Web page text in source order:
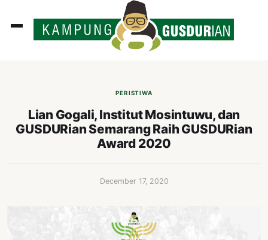
PERISTIWA
Lian Gogali, Institut Mosintuwu, dan
GUSDURian Semarang Raih GUSDURian
Award 2020
December 17, 2020